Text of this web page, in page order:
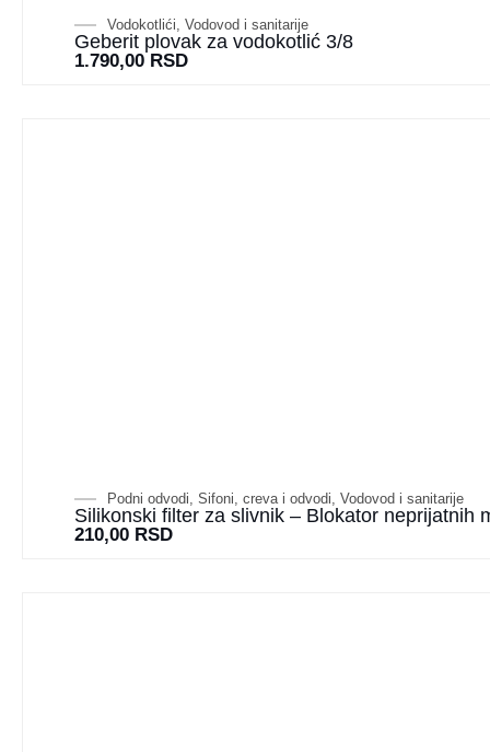
Vodokotlići, Vodovod i sanitarije
Geberit plovak za vodokotlić 3/8
1.790,00 RSD
Podni odvodi, Sifoni, creva i odvodi, Vodovod i sanitarije
Silikonski filter za slivnik – Blokator neprijatnih
210,00 RSD